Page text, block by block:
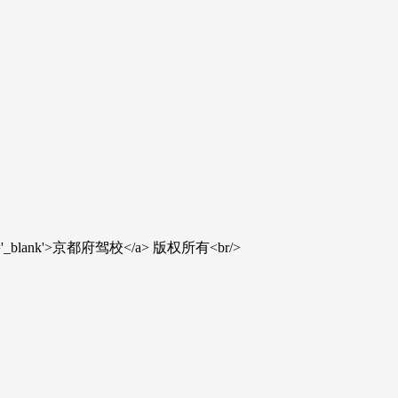
京都府驾校</a> 版权所有<br/>